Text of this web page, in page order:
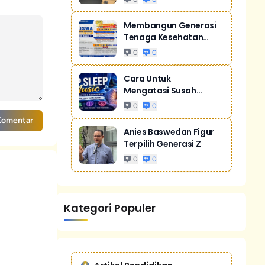
Membangun Generasi
Tenaga Kesehatan
Unggul Dan Men...
0 0
Cara Untuk
Mengatasi Susah
Tidur Akibat Stres
0 0
Anies Baswedan Figur
Terpilih Generasi Z
0 0
Kategori Populer